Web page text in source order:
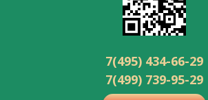
7(495) 434-66-29
7(499) 739-95-29